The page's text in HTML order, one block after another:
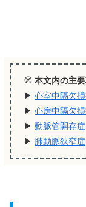
🧭 本文内の主
▶︎ 心室中隔欠
▶︎ 心房中隔欠
▶︎ 動脈管開存症
▶︎ 肺動脈狭窄症